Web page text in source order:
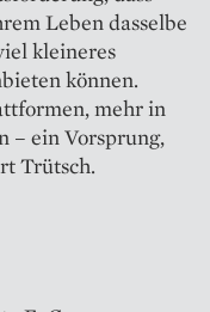
Leben dasselbe
kleineres
können.
mehr in
– ein Vorsprung,
Trütsch.